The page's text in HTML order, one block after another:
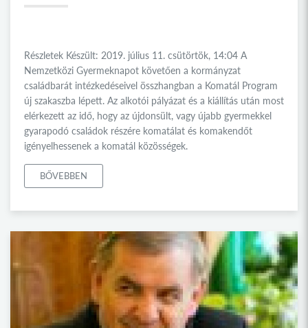
Részletek Készült: 2019. július 11. csütörtök, 14:04 A
Nemzetközi Gyermeknapot követően a kormányzat
családbarát intézkedéseivel összhangban a Komatál Program
új szakaszba lépett. Az alkotói pályázat és a kiállítás után most
elérkezett az idő, hogy az újdonsült, vagy újabb gyermekkel
gyarapodó családok részére komatálat és komakendőt
igényelhessenek a komatál közösségek.
BŐVEBBEN